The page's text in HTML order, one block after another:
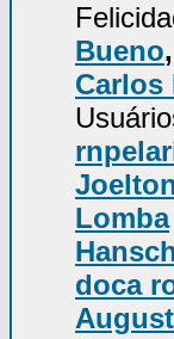
Bueno,
Carlos
Lomba
doca